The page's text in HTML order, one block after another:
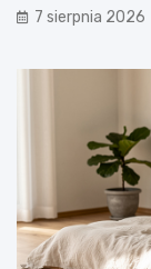
7 sierpnia 2026